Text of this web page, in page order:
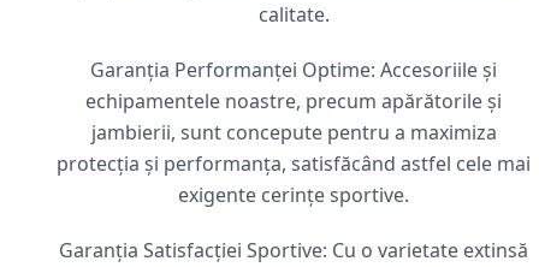
calitate.
Garanția Performanței Optime: Accesoriile și
echipamentele noastre, precum apărătorile și
jambierii, sunt concepute pentru a maximiza
protecția și performanța, satisfăcând astfel cele mai
exigente cerințe sportive.
Garanția Satisfacției Sportive: Cu o varietate extinsă